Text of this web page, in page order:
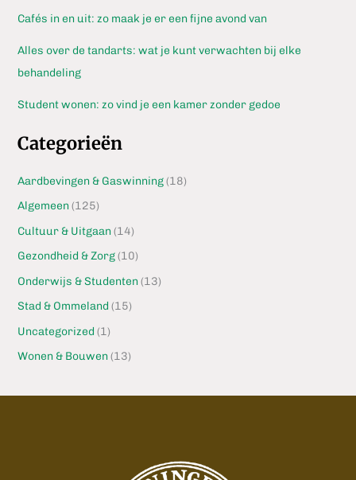
Cafés in en uit: zo maak je er een fijne avond van
Alles over de tandarts: wat je kunt verwachten bij elke
behandeling
Student wonen: zo vind je een kamer zonder gedoe
Categorieën
Aardbevingen & Gaswinning(18)
Algemeen(125)
Cultuur & Uitgaan(14)
Gezondheid & Zorg(10)
Onderwijs & Studenten(13)
Stad & Ommeland (15)
Uncategorized (1)
Wonen & Bouwen(13)